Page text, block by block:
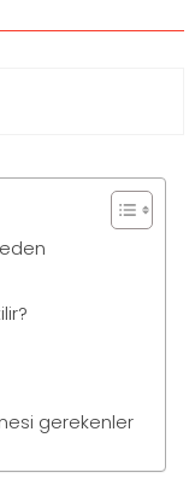
gerekenler